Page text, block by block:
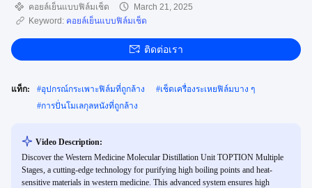
คอยล์เย็นแบบฟิล์มเช็ด
March 21, 2025
Keyword: คอยล์เย็นแบบฟิล์มเช็ด
ติดต่อเรา
แท็ก: #อุปกรณ์กระเพาะฟิล์มที่ถูกล้าง #เช็ดเครื่องระเหยฟิล์มบาง ๆ
#การปั่นโมเลกุลหนังที่ถูกล้าง
Video Description:
Discover the Western Medicine Molecular Distillation Unit TOPTION Multiple
Stages, a cutting-edge technology for purifying high boiling points and heat-
sensitive materials in western medicine. This advanced system ensures high